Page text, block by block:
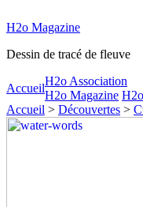
H2o Magazine
Dessin de tracé de fleuve
Accueil
H2o Association
H2o Magazine
Accueil > Découvertes >